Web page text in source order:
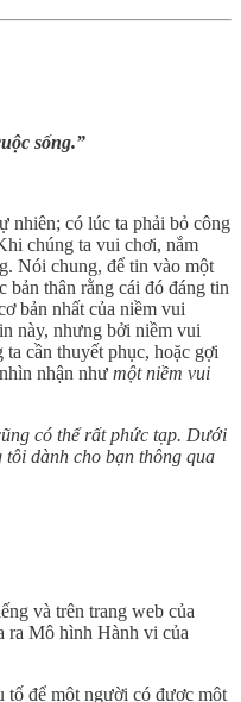
sống.”
nhiên; có lúc ta phải bỏ công
chúng ta vui chơi, nắm
Nói chung, để tin vào một
bản thân rằng cái đó đáng tin
bản nhất của niềm vui
này, nhưng bởi niềm vui
cần thuyết phục, hoặc gợi
nhận như một niềm vui
có thể rất phức tạp. Dưới
dành cho bạn thông qua
và trên trang web của
ra Mô hình Hành vi của
tố để một người có được một